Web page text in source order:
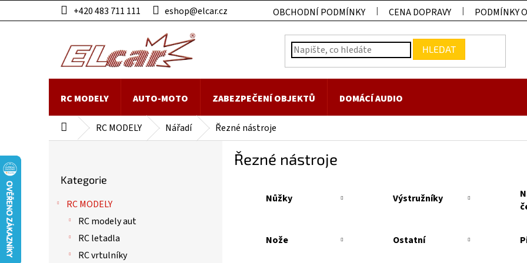
na
+420 483 711 111 eshop@elcar.cz OBCHODNÍ PODMÍNKY CENA DOPRAVY PODMÍNKY
HLEDAT
RC MODELY AUTO-MOTO ZABEZPEČENÍ OBJEKTŮ DOMÁCÍ AUDIO
Domů RC MODELY Nářadí Řezné nástroje
kategorie
Kategorie
RC MODELY
RC modely aut
RC letadla
RC vrtulníky
Řezné nástroje
Nůžky Výstružníky
Nože Ostatní